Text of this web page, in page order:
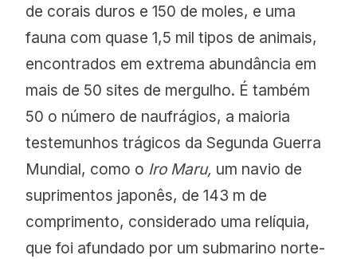
de corais duros e 150 de moles, e uma
fauna com quase 1,5 mil tipos de animais,
encontrados em extrema abundância em
mais de 50 sites de mergulho. É também
50 o número de naufrágios, a maioria
testemunhos trágicos da Segunda Guerra
Mundial, como o Iro Maru, um navio de
suprimentos japonês, de 143 m de
comprimento, considerado uma relíquia,
que foi afundado por um submarino norte-